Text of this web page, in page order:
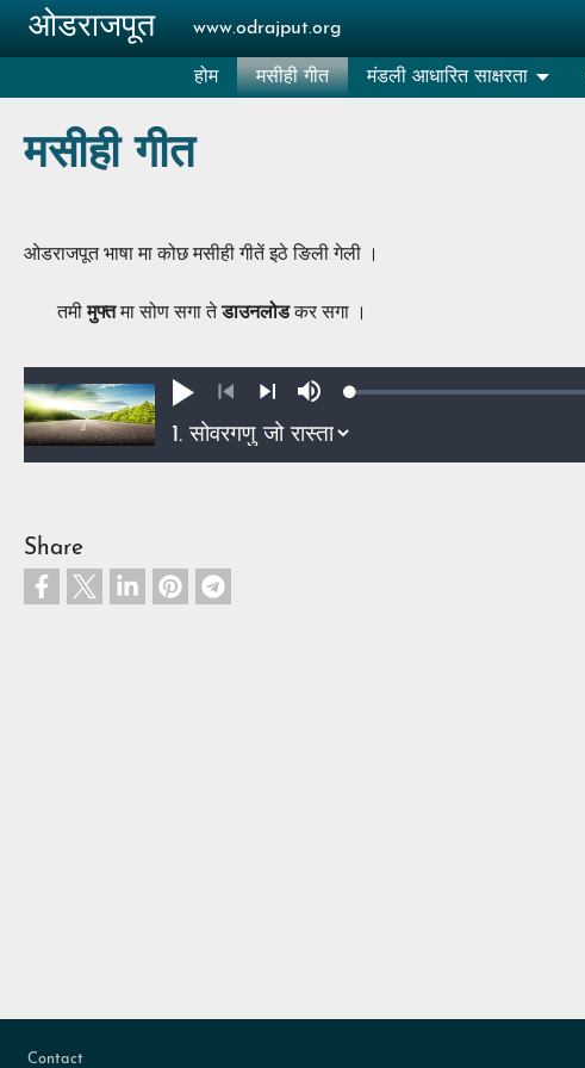
Skip to main content
ओडराजपूत www.odrajput.org
होम मसीही गीत मंडली आधारित साक्षरता
मसीही गीत
ओडराजपूत भाषा मा कोछ मसीही गीतें इठे ङिली गेली ।
तमीमुफ्तमा सोण सगा तेडाउनलोडकर सगा ।
Play
PreviousNext
MuteLoaded:
Share
Contact